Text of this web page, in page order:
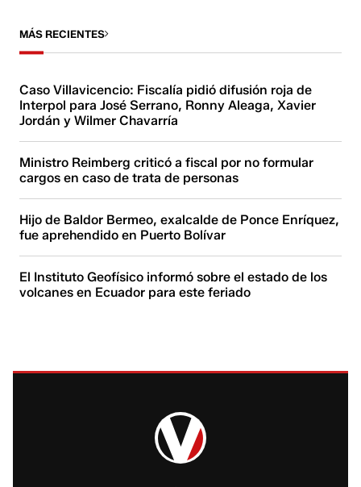
MÁS RECIENTES
Caso Villavicencio: Fiscalía pidió difusión roja de
Interpol para José Serrano, Ronny Aleaga, Xavier
Jordán y Wilmer Chavarría
Ministro Reimberg criticó a fiscal por no formular
cargos en caso de trata de personas
Hijo de Baldor Bermeo, exalcalde de Ponce Enríquez,
fue aprehendido en Puerto Bolívar
El Instituto Geofísico informó sobre el estado de los
volcanes en Ecuador para este feriado